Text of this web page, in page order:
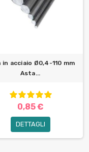
in acciaio Ø0,4-110 mm
Asta...
0,85 €
DETTAGLI